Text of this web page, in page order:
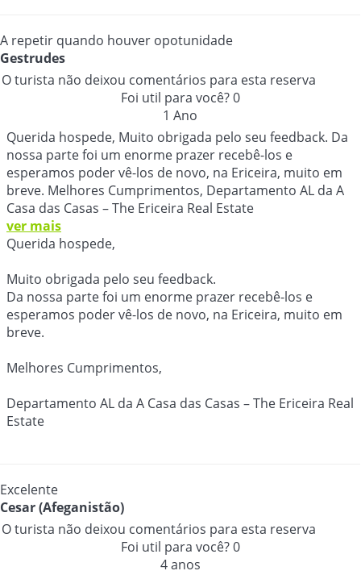
A repetir quando houver opotunidade
Gestrudes
O turista não deixou comentários para esta reserva
Foi util para você?0
1 Ano
Querida hospede, Muito obrigada pelo seu feedback. Da
nossa parte foi um enorme prazer recebê-los e
esperamos poder vê-los de novo, na Ericeira, muito em
breve. Melhores Cumprimentos, Departamento AL da A
Casa das Casas – The Ericeira Real Estate
ver mais
Querida hospede,
Muito obrigada pelo seu feedback.
Da nossa parte foi um enorme prazer recebê-los e
esperamos poder vê-los de novo, na Ericeira, muito em
breve.
Melhores Cumprimentos,
Departamento AL da A Casa das Casas – The Ericeira Real
Estate
Excelente
Cesar (Afeganistão)
O turista não deixou comentários para esta reserva
Foi util para você?0
4 anos